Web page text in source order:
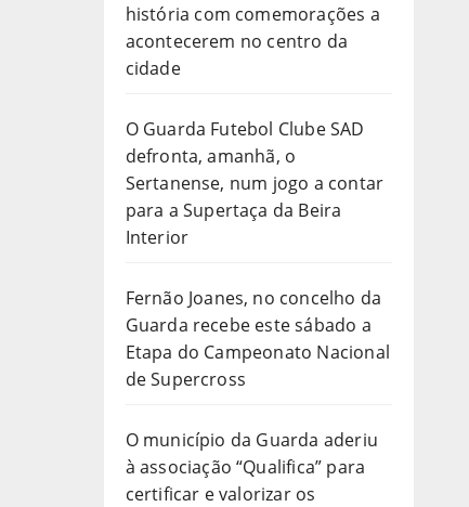
história com comemorações a
acontecerem no centro da
cidade
O Guarda Futebol Clube SAD
defronta, amanhã, o
Sertanense, num jogo a contar
para a Supertaça da Beira
Interior
Fernão Joanes, no concelho da
Guarda recebe este sábado a
Etapa do Campeonato Nacional
de Supercross
O município da Guarda aderiu
à associação “Qualifica” para
certificar e valorizar os